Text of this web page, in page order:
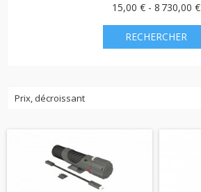
15,00 € - 8 730,00 €
Prix, décroissant